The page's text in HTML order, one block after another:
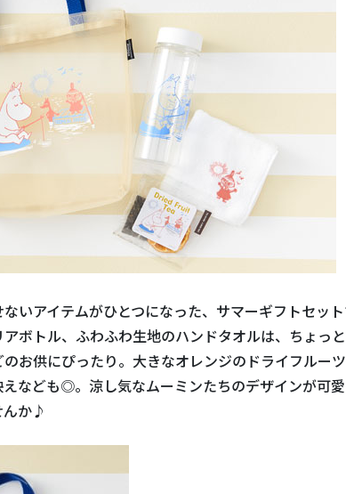
いアイテムがひとつになった、サマーギフトセッ
ボトル、ふわふわ生地のハンドタオルは、ちょっ
お供にぴったり。大きなオレンジのドライフルー
えなども◎。涼し気なムーミンたちのデザインが可
んか♪